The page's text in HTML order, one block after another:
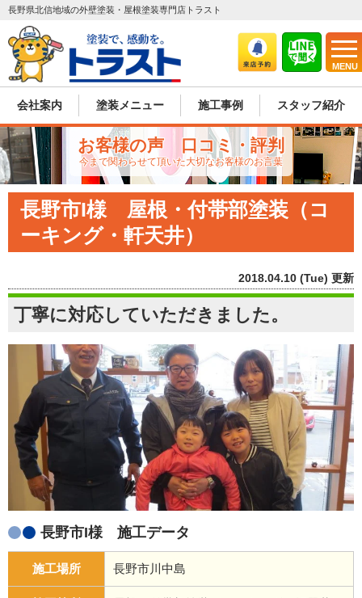
MENU
長野県北信地域の外壁塗装・屋根塗装専門店トラスト
会社案内 塗装メニュー 施工事例 スタッフ紹介
お客様の声 口コミ・評判
今まで関わらせて頂いた大切なお客様のお言葉
長野市I様 屋根・付帯部塗装（コ
ーキング・軒天井）
2018.04.10 (Tue) 更新
丁寧に対応していただきました。
長野市I様 施工データ
施工場所 長野市川中島